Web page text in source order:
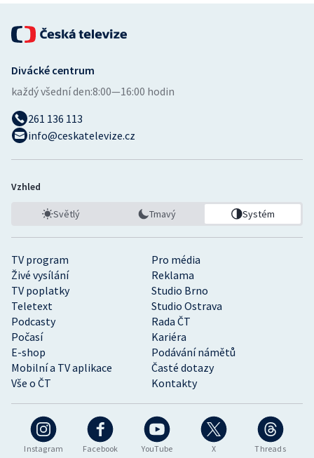
Ostatní
Instagram Facebook YouTube X Threads
TV program
Pro média
Živé vysílání
Reklama
TV poplatky
Studio Brno
Teletext
Studio Ostrava
Podcasty
Rada ČT
Počasí
Kariéra
E-shop
Podávání námětů
Mobilní a TV aplikace
Časté dotazy
Vše o ČT
Kontakty
Divácké centrum
každý všední den:8:00—16:00 hodin
261 136 113
info@ceskatelevize.cz
Vzhled
Světlý Tmavý Systém